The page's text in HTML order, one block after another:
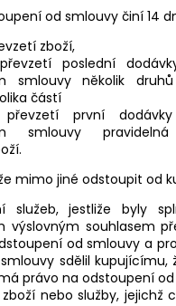
od smlouvy činí 14
zboží,
poslední
smlouvy několik
částí
první
smlouvy pravidelná
mimo jiné odstoupit od
služeb, jestliže byly
výslovným souhlasem
od smlouvy a
sdělil kupujícímu,
právo na odstoupení
nebo služby, jejichž